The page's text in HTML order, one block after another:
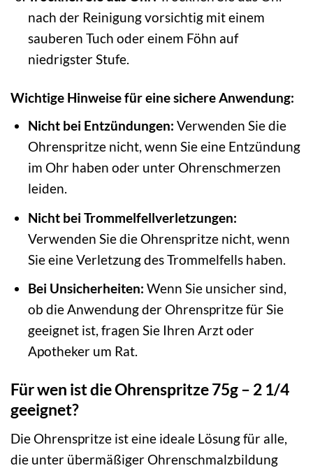
nach der Reinigung vorsichtig mit einem
sauberen Tuch oder einem Föhn auf
niedrigster Stufe.
Wichtige Hinweise für eine sichere Anwendung:
Nicht bei Entzündungen: Verwenden Sie die
Ohrenspritze nicht, wenn Sie eine Entzündung
im Ohr haben oder unter Ohrenschmerzen
leiden.
Nicht bei Trommelfellverletzungen:
Verwenden Sie die Ohrenspritze nicht, wenn
Sie eine Verletzung des Trommelfells haben.
Bei Unsicherheiten: Wenn Sie unsicher sind,
ob die Anwendung der Ohrenspritze für Sie
geeignet ist, fragen Sie Ihren Arzt oder
Apotheker um Rat.
Für wen ist die Ohrenspritze 75g – 2 1/4
geeignet?
Die Ohrenspritze ist eine ideale Lösung für alle,
die unter übermäßiger Ohrenschmalzbildung